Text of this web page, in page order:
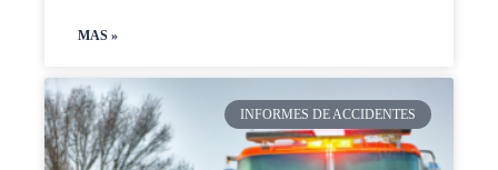
MAS »
INFORMES DE ACCIDENTES